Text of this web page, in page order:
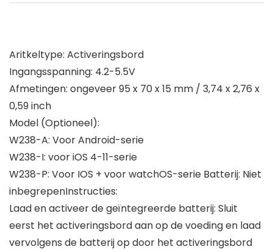
Aritkeltype: Activeringsbord
Ingangsspanning: 4.2-5.5V
Afmetingen: ongeveer 95 x 70 x 15 mm / 3,74 x 2,76 x
0,59 inch
Model (Optioneel):
W238-A: Voor Android-serie
W238-I: voor iOS 4-11-serie
W238-P: Voor IOS + voor watchOS-serie Batterij: Niet
inbegrepenInstructies:
Laad en activeer de geïntegreerde batterij: Sluit
eerst het activeringsbord aan op de voeding en laad
vervolgens de batterij op door het activeringsbord